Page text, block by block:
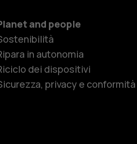
and people
in autonomia
dei dispositivi
privacy e conformità